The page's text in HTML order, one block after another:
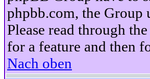
phpbb.com, the Group
Please read through
for a feature and then
Nach oben